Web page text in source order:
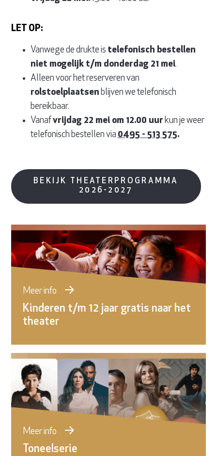
LET OP:
Vanwege de drukte is telefonisch bestellen
niet mogelijk t/m donderdag 21 mei.
Alleen voor het reserveren van
rolstoelplaatsen blijven we telefonisch
bereikbaar.
Vanafvrijdag 22 mei om 12.00 uur kun je weer
telefonisch bestellen via 0495 - 513 575.
BEKIJK THEATERPROGRAMMA
2026-2027
Meer info
Kinderen t/m 12 jaar gratis naar het
theater
Meer info
Toneelserie